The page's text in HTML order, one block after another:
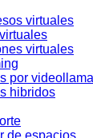
virtuales
virtuales
por
hibridos